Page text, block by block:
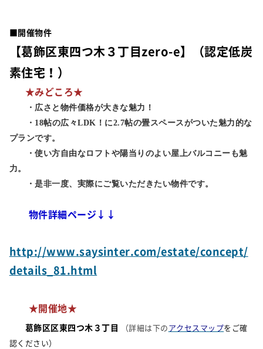
■開催物件
【葛飾区東四つ木３丁目zero-e】（認定低炭
素住宅！）
★みどころ★
・広さと物件価格が大きな魅力！
・18帖の広々LDK！に2.7帖の畳スペースがついた魅力的な
プランです。
・使い方自由なロフトや陽当りのよい屋上バルコニーも魅
力。
・是非一度、実際にご覧いただきたい物件です。
物件詳細ページ↓↓
http://www.saysinter.com/estate/concept/
details_81.html
★開催地★
葛飾区区東四つ木３丁目 （詳細は下のアクセスマップをご確
認ください）